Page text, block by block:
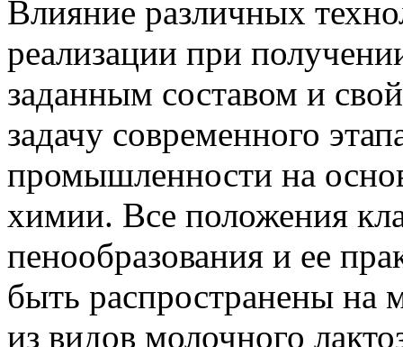
Влияние различных
реализации при
заданным составом и
задачу современного
промышленности на
химии. Все положения
пенообразования и ее
быть распространены на
из видов молочного